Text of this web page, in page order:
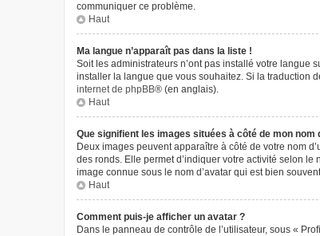
communiquer ce problème.
Haut
Ma langue n’apparaît pas dans la liste !
Soit les administrateurs n’ont pas installé votre langue
installer la langue que vous souhaitez. Si la traduction
internet de phpBB® (en anglais).
Haut
Que signifient les images situées à côté de mon nom
Deux images peuvent apparaître à côté de votre nom
des ronds. Elle permet d’indiquer votre activité selon
image connue sous le nom d’avatar qui est bien
Haut
Comment puis-je afficher un avatar ?
Dans le panneau de contrôle de l’utilisateur, sous «